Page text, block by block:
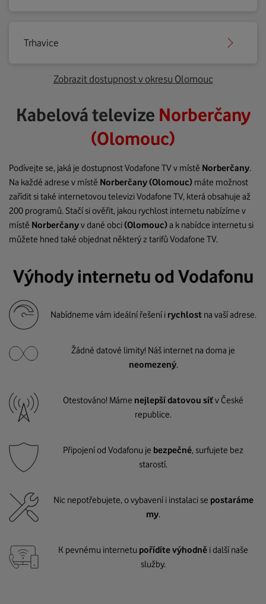
Trhavice
Zobrazit dostupnost v okresu Olomouc
Kabelová televize Norberčany
(Olomouc)
Podívejte se, jaká je dostupnost Vodafone TV v místě Norberčany.
Na každé adrese v místě Norberčany(Olomouc) máte možnost
zařídit si také internetovou televizi Vodafone TV, která obsahuje až
200 programů. Stačí si ověřit, jakou rychlost internetu nabízíme v
místě Norberčanyv dané obci(Olomouc)a k nabídce internetu si
můžete hned také objednat některý z tarifů Vodafone TV.
Výhody internetu od Vodafonu
Nabídneme vám ideální řešení i rychlost na vaší adrese.
Žádné datové limity! Náš internet na doma je
neomezený.
Otestováno! Máme nejlepší datovou síťv České
republice.
Připojení od Vodafonu je bezpečné, surfujete bez
starostí.
Nic nepotřebujete, o vybavení i instalaci se postaráme
my.
K pevnému internetu pořídíte výhodně i další naše
služby.